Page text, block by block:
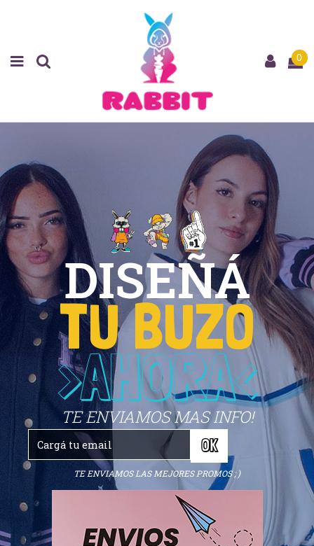
DISEÑÁ
TU BUZO
>AHORA<
TE ENVIAMOS MAS INFO!
TE ENVIAMOS LAS MEJORES PROMOS ; )